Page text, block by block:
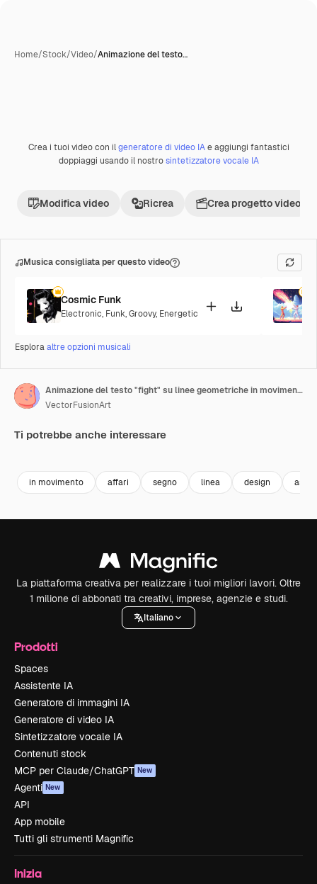
Home/Stock/Video/Animazione del testo…
PremiumCreata con IA
Crea i tuoi video con ilgeneratore di video IAe aggiungi fantastici
doppiaggi usando il nostrosintetizzatore vocale IA
Modifica video Ricrea Crea progetto video
Musica consigliata per questo video
Cosmic Funk
Electronic, Funk,Groovy, Energetic
Esploraaltre opzioni musicali
Animazione del testo "fight" su linee geometriche in movimento
VectorFusionArt
Ti potrebbe anche interessare
in movimento affari segno linea design
La piattaforma creativa per realizzare i tuoi migliori lavori. Oltre
1 milione di abbonati tra creativi, imprese, agenzie e studi.
Italiano
Prodotti
Spaces
Assistente IA
Generatore di immagini IA
Generatore di video IA
Sintetizzatore vocale IA
Contenuti stock
MCP per Claude/ChatGPT New
Agenti New
API
App mobile
Tutti gli strumenti Magnific
Inizia